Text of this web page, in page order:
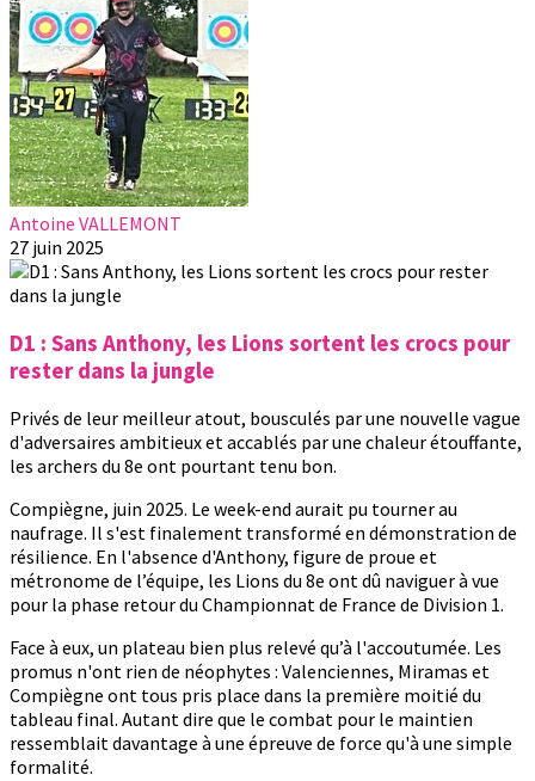
Antoine VALLEMONT
27 juin 2025
D1 : Sans Anthony, les Lions sortent les crocs pour
rester dans la jungle
Privés de leur meilleur atout, bousculés par une nouvelle vague
d'adversaires ambitieux et accablés par une chaleur étouffante,
les archers du 8e ont pourtant tenu bon.
Compiègne, juin 2025. Le week-end aurait pu tourner au
naufrage. Il s'est finalement transformé en démonstration de
résilience. En l'absence d'Anthony, figure de proue et
métronome de l’équipe, les Lions du 8e ont dû naviguer à vue
pour la phase retour du Championnat de France de Division 1.
Face à eux, un plateau bien plus relevé qu’à l'accoutumée. Les
promus n'ont rien de néophytes : Valenciennes, Miramas et
Compiègne ont tous pris place dans la première moitié du
tableau final. Autant dire que le combat pour le maintien
ressemblait davantage à une épreuve de force qu'à une simple
formalité.